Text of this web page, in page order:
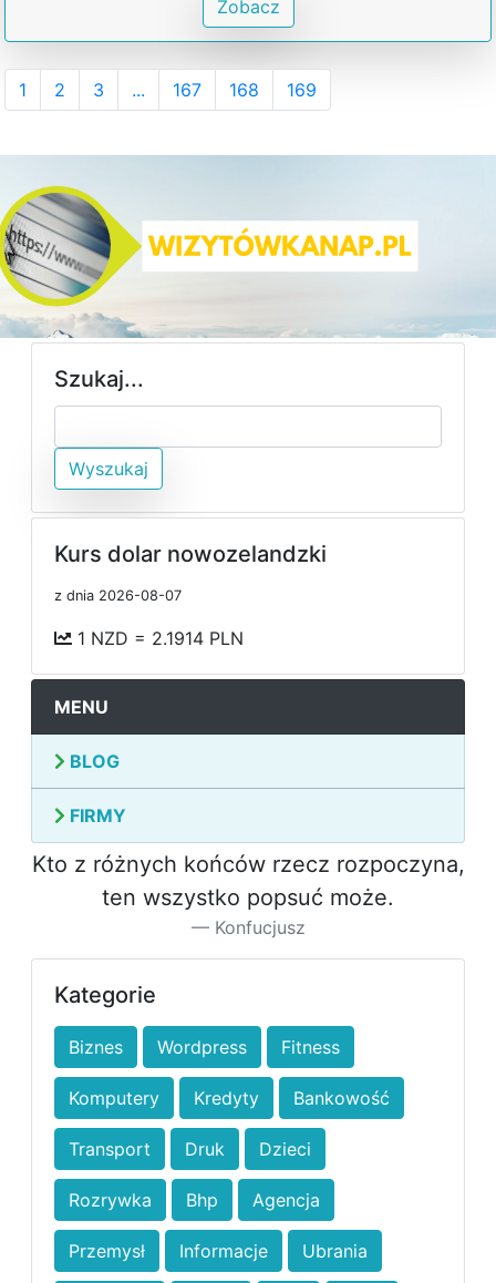
Zobacz
1 2 3 ... 167 168 169
Szukaj...
Wyszukaj
Kurs dolar nowozelandzki
z dnia 2026-08-07
1 NZD = 2.1914 PLN
MENU
BLOG
FIRMY
Kto z różnych końców rzecz rozpoczyna,
ten wszystko popsuć może.
Konfucjusz
Kategorie
Biznes Wordpress Fitness
Komputery Kredyty Bankowość
Transport Druk Dzieci
Rozrywka Bhp Agencja
Przemysł Informacje Ubrania